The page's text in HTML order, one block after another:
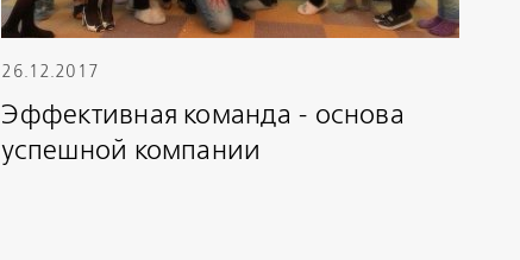
26.12.2017
Эффективная команда - основа
успешной компании